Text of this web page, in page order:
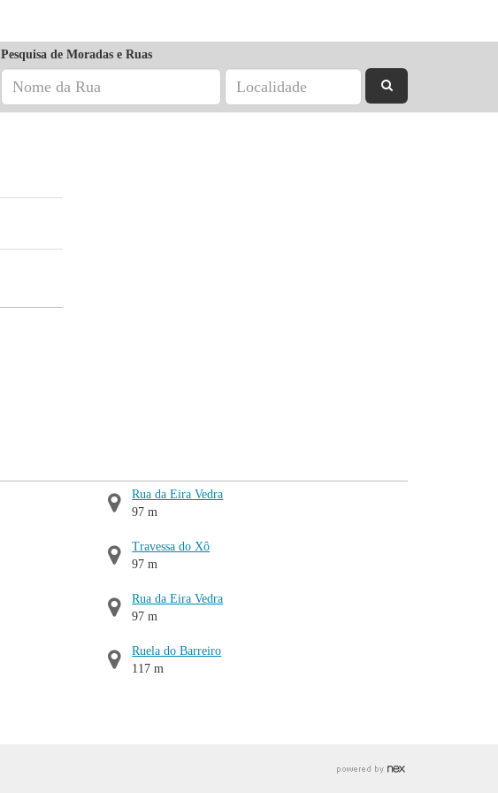
Pesquisa de Moradas e Ruas
Rua da Eira Vedra
97 m
Travessa do Xô
97 m
Rua da Eira Vedra
97 m
Ruela do Barreiro
117 m